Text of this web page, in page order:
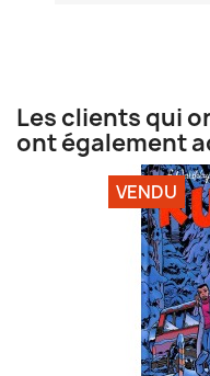
Les clients qui
ont également
VENDU